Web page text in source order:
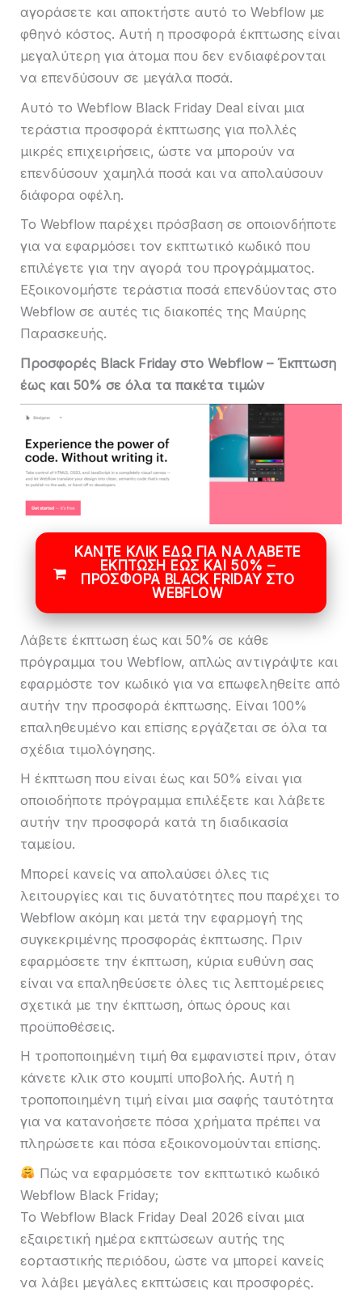
αγοράσετε και αποκτήστε αυτό το Webflow με
φθηνό κόστος. Αυτή η προσφορά έκπτωσης είναι
μεγαλύτερη για άτομα που δεν ενδιαφέρονται
να επενδύσουν σε μεγάλα ποσά.
Αυτό το Webflow Black Friday Deal είναι μια
τεράστια προσφορά έκπτωσης για πολλές
μικρές επιχειρήσεις, ώστε να μπορούν να
επενδύσουν χαμηλά ποσά και να απολαύσουν
διάφορα οφέλη.
Το Webflow παρέχει πρόσβαση σε οποιονδήποτε
για να εφαρμόσει τον εκπτωτικό κωδικό που
επιλέγετε για την αγορά του προγράμματος.
Εξοικονομήστε τεράστια ποσά επενδύοντας στο
Webflow σε αυτές τις διακοπές της Μαύρης
Παρασκευής.
Προσφορές Black Friday στο Webflow – Έκπτωση
έως και 50% σε όλα τα πακέτα τιμών
ΚΆΝΤΕ ΚΛΙΚ ΕΔΏ ΓΙΑ ΝΑ ΛΆΒΕΤΕ
ΈΚΠΤΩΣΗ ΈΩΣ ΚΑΙ 50% –
ΠΡΟΣΦΟΡΆ BLACK FRIDAY ΣΤΟ
WEBFLOW
Λάβετε έκπτωση έως και 50% σε κάθε
πρόγραμμα του Webflow, απλώς αντιγράψτε και
εφαρμόστε τον κωδικό για να επωφεληθείτε από
αυτήν την προσφορά έκπτωσης. Είναι 100%
επαληθευμένο και επίσης εργάζεται σε όλα τα
σχέδια τιμολόγησης.
Η έκπτωση που είναι έως και 50% είναι για
οποιοδήποτε πρόγραμμα επιλέξετε και λάβετε
αυτήν την προσφορά κατά τη διαδικασία
ταμείου.
Μπορεί κανείς να απολαύσει όλες τις
λειτουργίες και τις δυνατότητες που παρέχει το
Webflow ακόμη και μετά την εφαρμογή της
συγκεκριμένης προσφοράς έκπτωσης. Πριν
εφαρμόσετε την έκπτωση, κύρια ευθύνη σας
είναι να επαληθεύσετε όλες τις λεπτομέρειες
σχετικά με την έκπτωση, όπως όρους και
προϋποθέσεις.
Η τροποποιημένη τιμή θα εμφανιστεί πριν, όταν
κάνετε κλικ στο κουμπί υποβολής. Αυτή η
τροποποιημένη τιμή είναι μια σαφής ταυτότητα
για να κατανοήσετε πόσα χρήματα πρέπει να
πληρώσετε και πόσα εξοικονομούνται επίσης.
Πώς να εφαρμόσετε τον εκπτωτικό κωδικό
Webflow Black Friday;
Το Webflow Black Friday Deal 2026 είναι μια
εξαιρετική ημέρα εκπτώσεων αυτής της
εορταστικής περιόδου, ώστε να μπορεί κανείς
να λάβει μεγάλες εκπτώσεις και προσφορές.